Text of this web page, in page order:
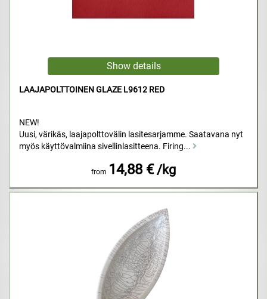
LAAJAPOLTTOINEN GLAZE L9612 RED
NEW!
Uusi, värikäs, laajapolttovälin lasitesarjamme. Saatavana nyt
myös käyttövalmiina sivellinlasitteena. Firing...
from 14,88 € /kg